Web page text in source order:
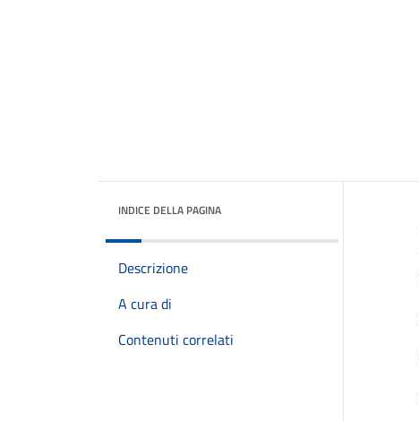
INDICE DELLA PAGINA
Descrizione
A cura di
Contenuti correlati